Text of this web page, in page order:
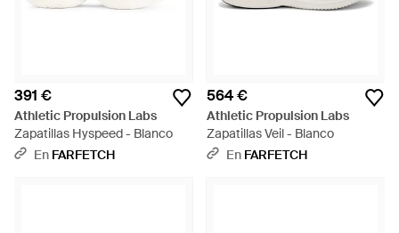
391 €
Athletic Propulsion Labs
Zapatillas Hyspeed - Blanco
En FARFETCH
564 €
Athletic Propulsion Labs
Zapatillas Veil - Blanco
En FARFETCH